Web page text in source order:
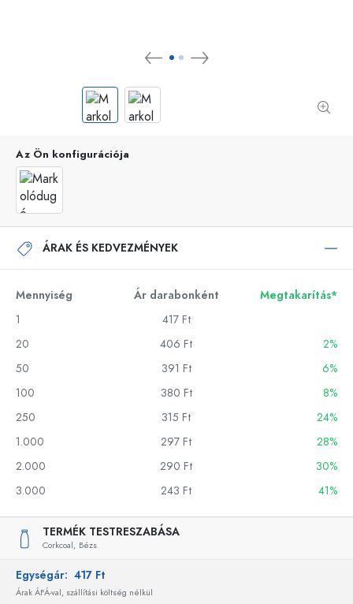
Az Ön konfigurációja
ÁRAK ÉS KEDVEZMÉNYEK
Mennyiség Ár darabonként
Megtakarítás*
1
417 Ft
20
406 Ft
2%
50
391 Ft
6%
100
380 Ft
8%
250
315 Ft
24%
1.000
297 Ft
28%
2.000
290 Ft
30%
3.000
243 Ft 41%
TERMÉK TESTRESZABÁSA
Corkcoal, Bézs
Egységár: 417 Ft
Árak ÁFÁ-val, szállítási költség nélkül